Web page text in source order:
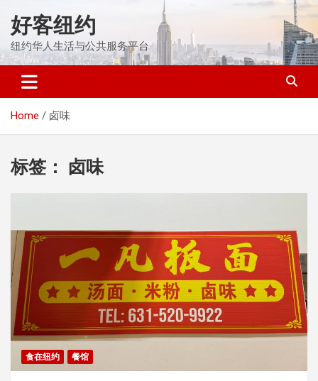
content
好客纽约
纽约华人生活与公共服务平台
Home 卤味
标签： 卤味
食在纽约 餐馆